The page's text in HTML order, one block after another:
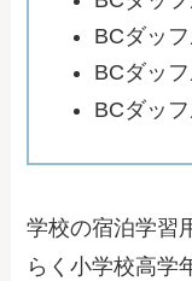
BCダッフ
BCダッフ
BCダッフ
学校の宿泊学習
らく小学校高学